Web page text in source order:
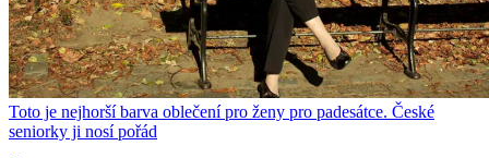
Toto je nejhorší barva oblečení pro ženy pro padesátce. České
seniorky ji nosí pořád